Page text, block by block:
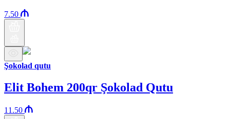
7.50
Şokolad qutu
Elit Bohem 200qr Şokolad Qutu
11.50